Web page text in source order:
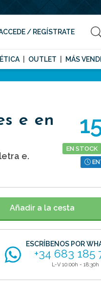
/ REGÍSTRATE
OUTLET MÁS
e en
e.
EN STOCK
Añadir a la cesta
ESCRÍBENOS POR
+34 683 185
L-V 10:00h - 18:30h